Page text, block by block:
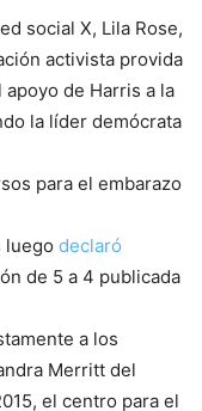
social X, Lila Rose,
activista provida
apoyo de Harris a la
la líder demócrata
para el embarazo
luego declaró
de 5 a 4 publicada
a los
Merritt del
el centro para el